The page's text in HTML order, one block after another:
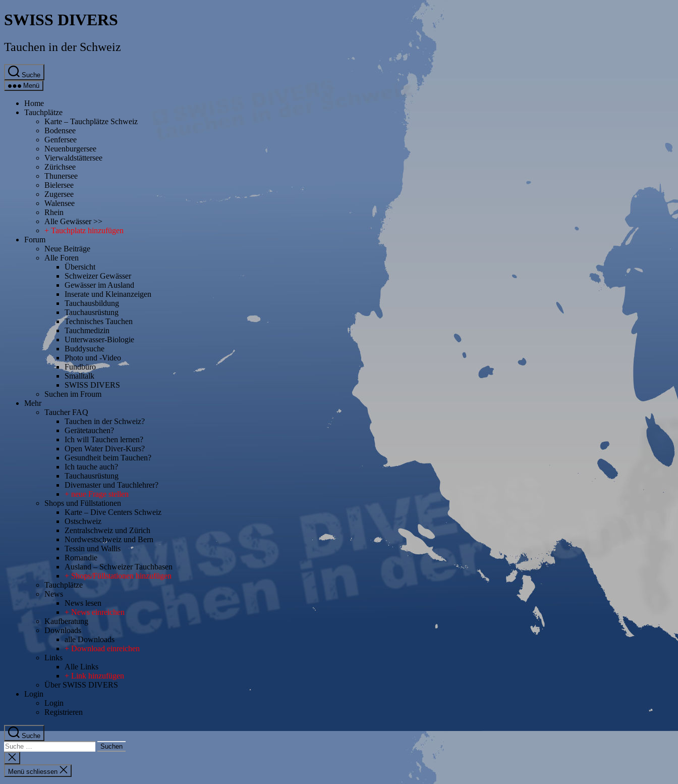
Direkt
zum
wechseln
SWISS DIVERS
Tauchen in der Schweiz
Suche
Menü
Home
Tauchplätze
Karte – Tauchplätze Schweiz
Bodensee
Genfersee
Neuenburgersee
Vierwaldstättersee
Zürichsee
Thunersee
Bielersee
Zugersee
Walensee
Rhein
Alle Gewässer >>
+ Tauchplatz hinzufügen
Forum
Neue Beiträge
Alle Foren
Übersicht
Schweizer Gewässer
Gewässer im Ausland
Inserate und Kleinanzeigen
Tauchausbildung
Tauchausrüstung
Technisches Tauchen
Tauchmedizin
Unterwasser-Biologie
Buddysuche
Photo und -Video
Fundbüro
Smalltalk
SWISS DIVERS
Suchen im Froum
Mehr
Taucher FAQ
Tauchen in der Schweiz?
Gerätetauchen?
Ich will Tauchen lernen?
Open Water Diver-Kurs?
Gesundheit beim Tauchen?
Ich tauche auch?
Tauchausrüstung
Divemaster und Tauchlehrer?
+ neue Frage stellen
Shops und Füllstationen
Karte – Dive Centers Schweiz
Ostschweiz
Zentralschweiz und Zürich
Nordwestschweiz und Bern
Tessin und Wallis
Romandie
Ausland – Schweizer Tauchbasen
+ Shops/Füllstationen hinzufügen
Tauchplätze
News
News lesen
+ News einreichen
Kaufberatung
Downloads
alle Downloads
+ Download einreichen
Links
Alle Links
+ Link hinzufügen
Über SWISS DIVERS
Login
Login
Registrieren
Suche
Suche
nach:
Suche
schliessen
Menü schliessen